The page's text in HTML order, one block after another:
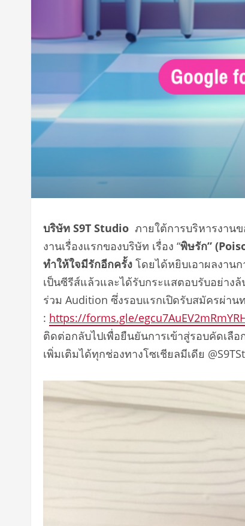
บริษัท S9T Studio ภายใต้การบริหารงานข
งานเรื่องแรกของบริษัท เรื่อง “พิษรัก”
ทำให้ใจมีรักอีกครั้ง โดยได้หยิบเอาผลงาน
เป็นซีรีส์แล้วและได้รับกระแสตอบรับอย่าง
ร่วม Audition ซึ่งรอบแรกเปิดรับสมัครผ่าน
: https://forms.gle/
ติดต่อกลับไปเพื่อยืนยันการเข้าสู่รอบคัดเลื
เพิ่มเติมได้ทุกช่องทางโซเชียลมีเดีย